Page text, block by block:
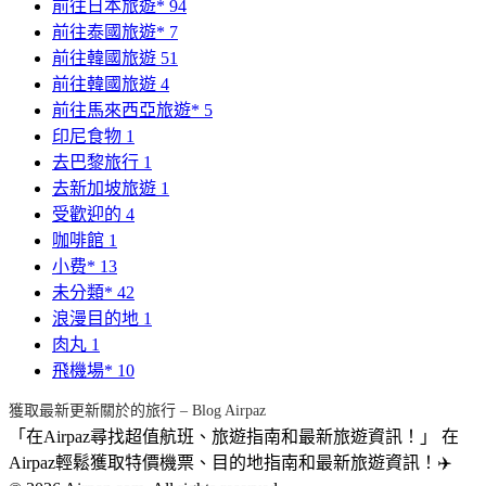
前往日本旅遊* 94
前往泰國旅遊* 7
前往韓國旅遊 51
前往韓國旅遊 4
前往馬來西亞旅遊* 5
印尼食物 1
去巴黎旅行 1
去新加坡旅遊 1
受歡迎的 4
咖啡館 1
小费* 13
未分類* 42
浪漫目的地 1
肉丸 1
飛機場* 10
獲取最新更新關於的旅行 – Blog Airpaz
「在Airpaz尋找超值航班、旅遊指南和最新旅遊資訊！」 在
Airpaz輕鬆獲取特價機票、目的地指南和最新旅遊資訊！✈️